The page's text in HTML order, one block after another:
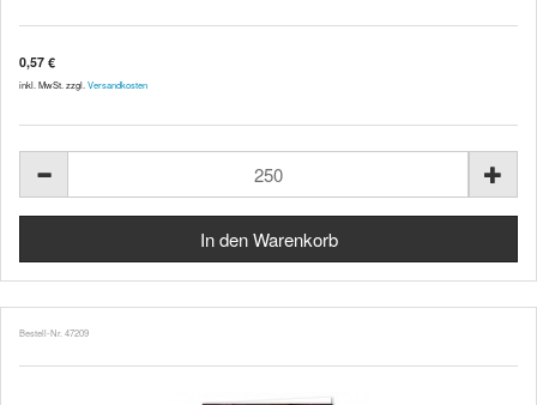
0,57 €
inkl. MwSt. zzgl. Versandkosten
Bestell-Nr. 47209